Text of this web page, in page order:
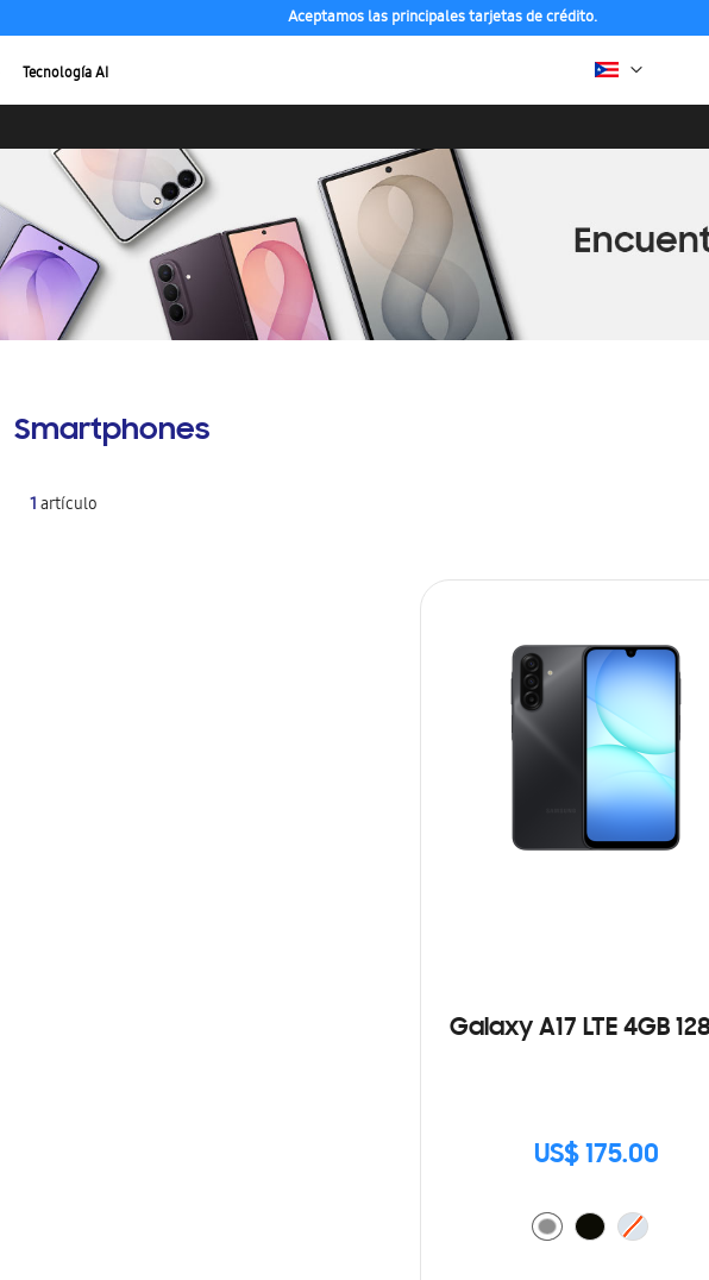
Aceptamos las principales tarjetas de crédito.
Tecnología AI
Smartphones
1artículo
Galaxy A17 LTE 4GB
US$ 175.00